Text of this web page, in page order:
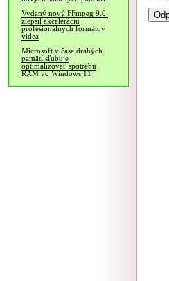
Vydaný nový FFmpeg 9.0,
zlepšil akceleráciu
profesionálnych formátov
videa
Microsoft v čase drahých
pamätí sľubuje
optimalizovať spotrebu
RAM vo Windows 11